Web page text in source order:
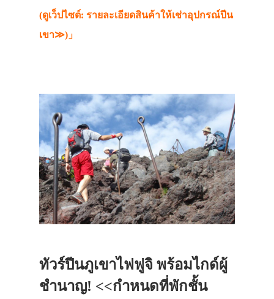
(ดูเว็ปไซต์: รายละเอียดสินค้าให้เช่าอุปกรณ์ปีน
เขา≫)」
ทัวร์ปีนภูเขาไฟฟูจิ พร้อมไกด์ผู้
ชำนาญ! <<กำหนดที่พักชั้น